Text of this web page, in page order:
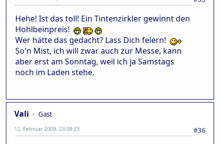
Hehe! Ist das toll! Ein Tintenzirkler gewinnt den
Hohlbeinpreis!
Wer hätte das gedacht? Lass Dich feiern!
So'n Mist, ich will zwar auch zur Messe, kann
aber erst am Sonntag, weil ich ja Samstags
noch im Laden stehe.
Vali
Gast
#36
12. Februar 2009, 23:08:23